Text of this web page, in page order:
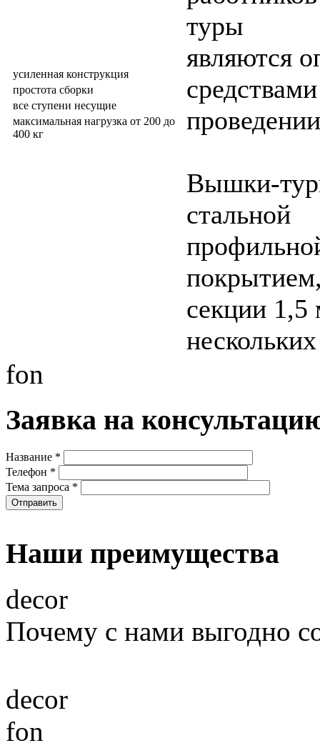
усиленная конструкция
простота сборки
все ступени несущие
максимальная нагрузка от 200 до
400 кг
туры
являются
Вышки-
стальной
секции 1,5
fon
Заявка на
Название *
Телефон *
Тема запроса *
Наши преимущества
decor
Почему с нами выгодно
decor
fon